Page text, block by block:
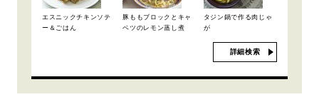
エスニックチキンソテ
ー＆ごはん
豚ももブロックとキャ
ベツのレモン蒸し煮
タジン鍋で作る肉じゃ
が
詳細検索